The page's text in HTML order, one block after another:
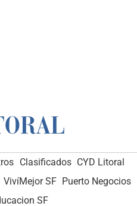
Clasificados CYD Litoral
VivíMejor SF Puerto Negocios
SF